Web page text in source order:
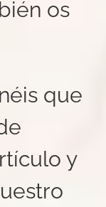
os
que
y